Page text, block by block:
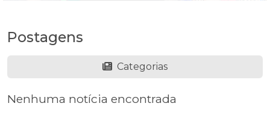
Postagens
Categorias
Nenhuma notícia encontrada